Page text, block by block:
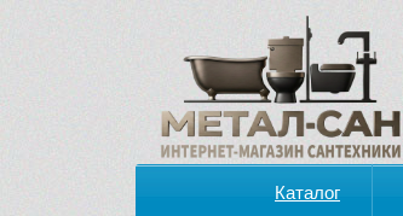
Каталог